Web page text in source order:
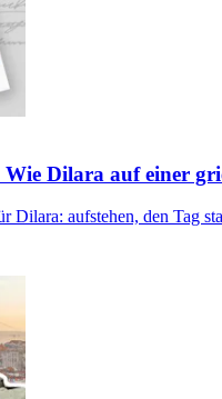
Dilara auf einer
Dilara: aufstehen, den Tag